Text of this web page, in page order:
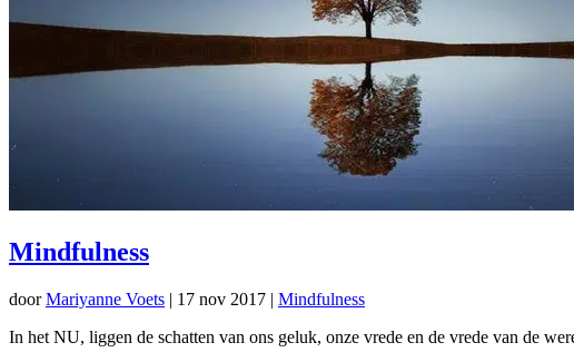
Mindfulness
doorMariyanne Voets | 17 nov 2017 | Mindfulness
In het NU, liggen de schatten van ons geluk, onze vrede en de vrede van de